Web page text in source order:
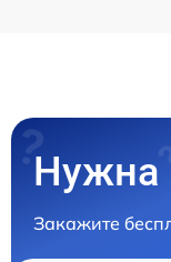
Нужна
Закажите